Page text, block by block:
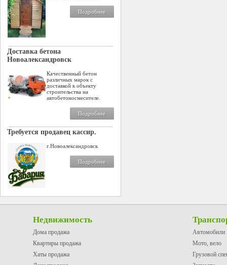
Подробнее
Доставка бетона
Новоалександровск
Качественный бетон
различных марок с
доставкой к объекту
строительства на
автобетоносмесителе.
Подробнее
Требуется продавец кассир.
г.Новоалександровск
Подробнее
Недвижимость
Дома продажа
Квартиры продажа
Хаты продажа
Автомобили
Мото, вело
Грузовой